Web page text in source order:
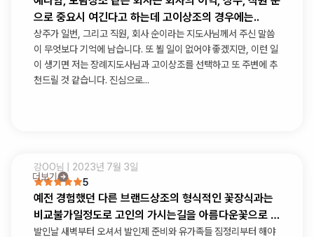
으로 중요시 여긴다고 하는데 고이상조의 경우에는..
상주가 일번, 그리고 직원, 회사 순이라는 지도사님께서 주신 말씀
이 무엇보다 기억에 남습니다. 또 뵐 일이 없어야 좋겠지만, 이런 일
이 생기면 저는 장례지도사님과 고이상조를 선택하고 또 주변에 추
천드릴 것 같습니다. 진심으로...
더보기
강OO님 | 2023년 7월 3일
5
예전 경험했던 다른 브랜드상조의 형식적인 꽃장식과는
비교불가일정도로 고인의 가시는길을 아름다운꽃으로 가
득채워주셨습니다
발인날 새벽부터 오셔서 발인제 준비와 유가족들 짐정리부터 해야